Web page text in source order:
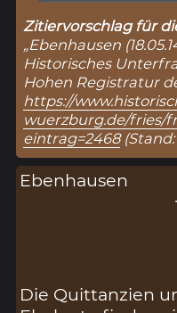
Zitiervorschlag für
„Ebenhausen
Historisches
Hohen Registratur
https://
wuerzburg.de/fries/
eintrag=2468(Stand:
Ebenhausen
Die Quittanzien